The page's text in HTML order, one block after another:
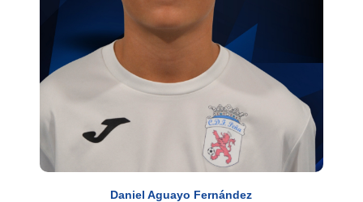
Daniel Aguayo Fernández